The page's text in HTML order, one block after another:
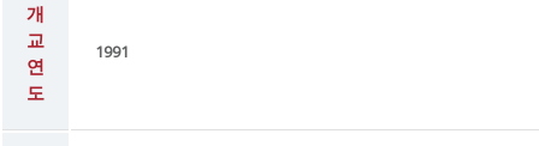
개
교
연
도
1991